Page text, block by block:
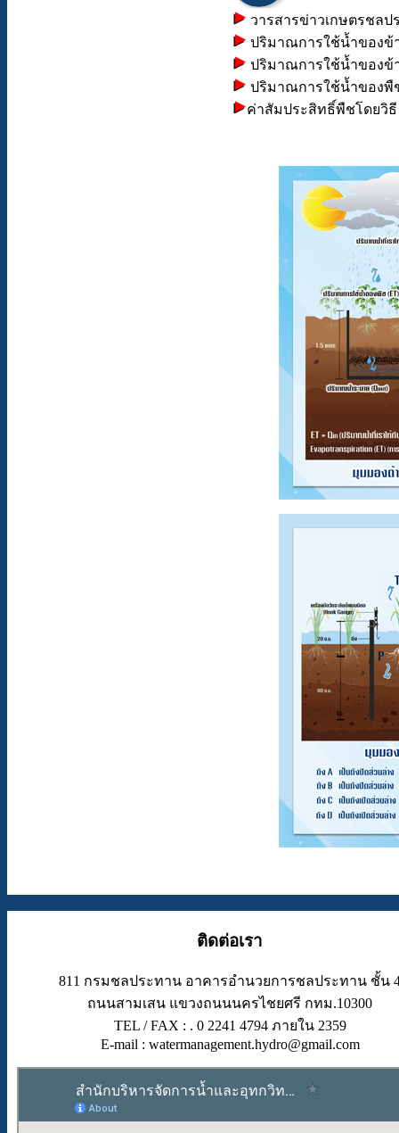
วารสารข่าวเกษตรชลป
ปริมาณการใช้น้ำของข้
ปริมาณการใช้น้ำของข้
ปริมาณการใช้น้ำของพืช
ค่าสัมประสิทธิ์พืชโดยวิธี
ติดต่อเรา
811 กรมชลประทาน อาคารอำนวยการชลประทาน ชั้น
ถนนสามเสน แขวงถนนนครไชยศรี กทม.10300
TEL / FAX : . 0 2241 4794 ภายใน 2359
E-mail : watermanagement.hydro@gmail.com